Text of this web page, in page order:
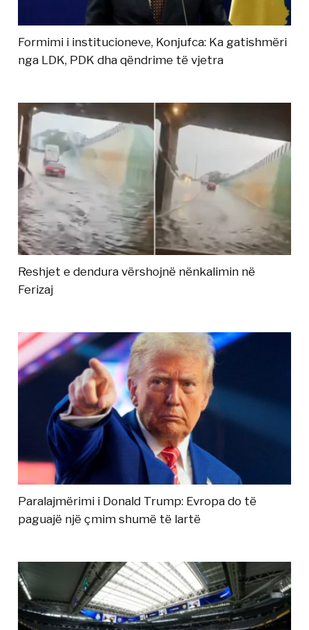
Formimi i institucioneve, Konjufca: Ka gatishmëri
nga LDK, PDK dha qëndrime të vjetra
Reshjet e dendura vërshojnë nënkalimin në
Ferizaj
Paralajmërimi i Donald Trump: Evropa do të
paguajë një çmim shumë të lartë